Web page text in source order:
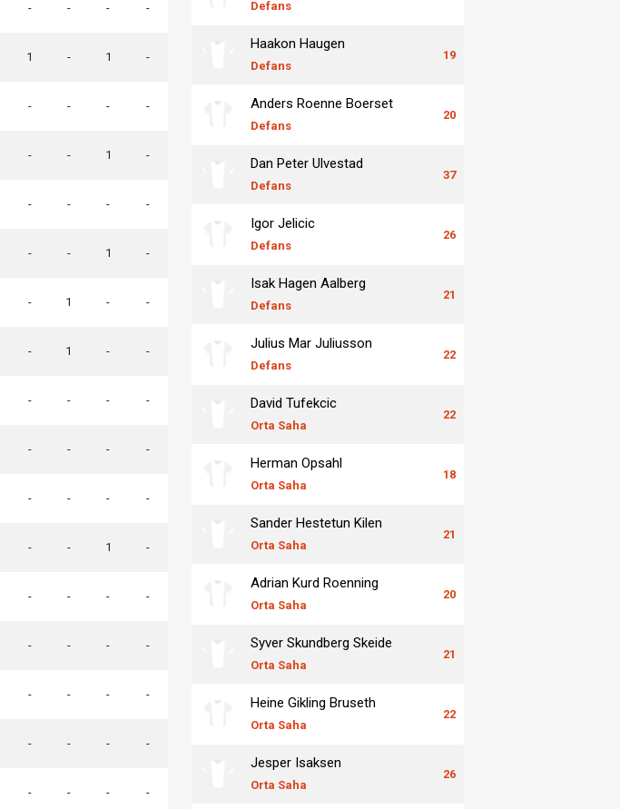
- - - -
1 - 1 -
- - - -
- - 1 -
- - - -
- - 1 -
- 1 - -
- 1 - -
- - - -
- - - -
- - - -
- - 1 -
- - - -
- - - -
- - - -
- - - -
- - - -
Defans
Haakon Haugen
Defans
19
Anders Roenne Boerset
Defans
20
Dan Peter Ulvestad
Defans
37
Igor Jelicic
Defans
26
Isak Hagen Aalberg
Defans
21
Julius Mar Juliusson
Defans
22
David Tufekcic
Orta Saha
22
Herman Opsahl
Orta Saha
18
Sander Hestetun Kilen
Orta Saha
21
Adrian Kurd Roenning
Orta Saha
20
Syver Skundberg Skeide
Orta Saha
21
Heine Gikling Bruseth
Orta Saha
22
Jesper Isaksen
Orta Saha
26